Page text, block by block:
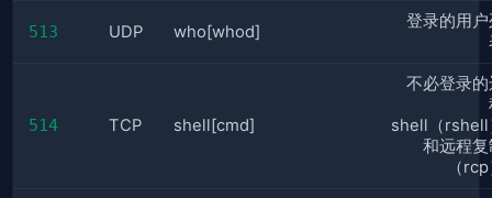
513 UDP who[whod]
登录的用户
514 TCP shell[cmd]
不必登录的
shell（rshell
和远程复
（